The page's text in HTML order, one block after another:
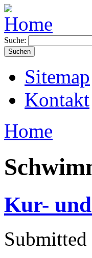
Suche:
Sitemap
Kontakt
Home
Kur-